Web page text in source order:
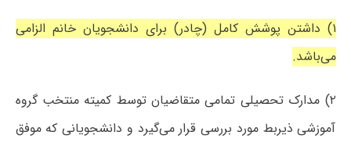
۱) داشتن پوشش کامل (چادر) برای دانشجویان خانم الزامی
می‌باشد.
۲) مدارک تحصیلی تمامی متقاضیان توسط کمیته منتخب گروه
آموزشی ذیربط مورد بررسی قرار می‌گیرد و دانشجویانی که موفق